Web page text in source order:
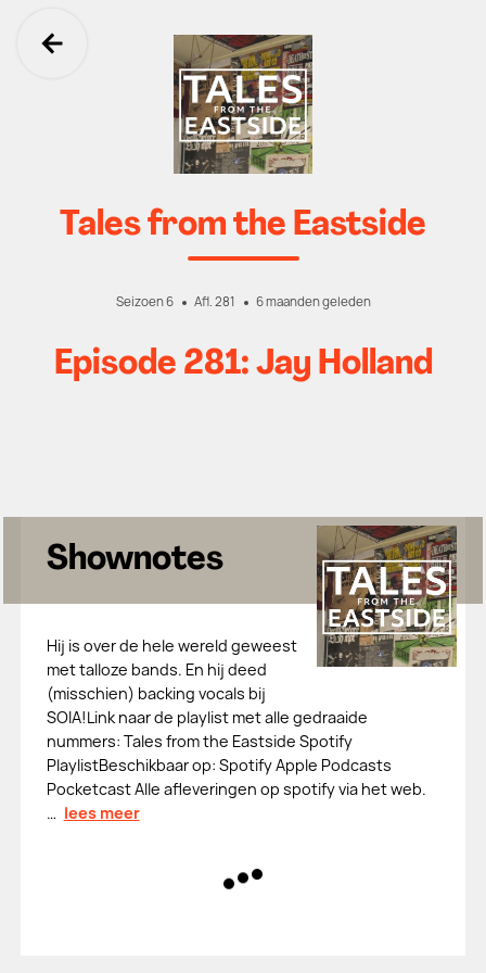
Ga terug
Tales from the Eastside
Seizoen 6 Afl. 281 6 maanden geleden
Episode 281: Jay Holland
Shownotes
Hij is over de hele wereld geweest
met talloze bands. En hij deed
(misschien) backing vocals bij
SOIA!Link naar de playlist met alle gedraaide
nummers: Tales from the Eastside Spotify
PlaylistBeschikbaar op: Spotify Apple Podcasts
Pocketcast Alle afleveringen op spotify via het web.
… lees meer